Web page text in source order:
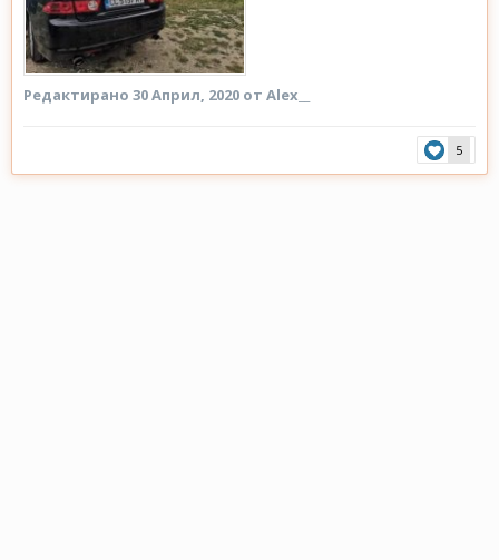
Редактирано 30 Април, 2020 от Alex__
5